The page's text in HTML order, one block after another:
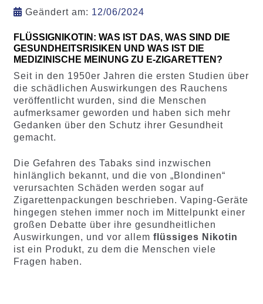
Geändert am: 12/06/2024
FLÜSSIGNIKOTIN: WAS IST DAS, WAS SIND DIE
GESUNDHEITSRISIKEN UND WAS IST DIE
MEDIZINISCHE MEINUNG ZU E-ZIGARETTEN?
Seit in den 1950er Jahren die ersten Studien über
die schädlichen Auswirkungen des Rauchens
veröffentlicht wurden, sind die Menschen
aufmerksamer geworden und haben sich mehr
Gedanken über den Schutz ihrer Gesundheit
gemacht.
Die Gefahren des Tabaks sind inzwischen
hinlänglich bekannt, und die von „Blondinen“
verursachten Schäden werden sogar auf
Zigarettenpackungen beschrieben. Vaping-Geräte
hingegen stehen immer noch im Mittelpunkt einer
großen Debatte über ihre gesundheitlichen
Auswirkungen, und vor allem flüssiges Nikotin
ist ein Produkt, zu dem die Menschen viele
Fragen haben.